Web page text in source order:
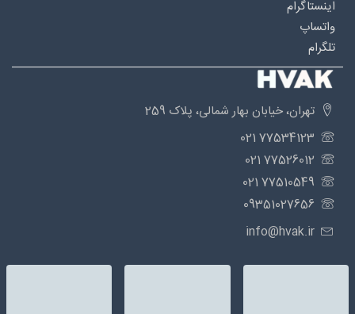
اینستاگرام
واتساپ
تلگرام
تهران، خیابان بهار شمالی، پلاک 259
77534123 021
77526012 021
77510549 021
09351027656
info@hvak.ir